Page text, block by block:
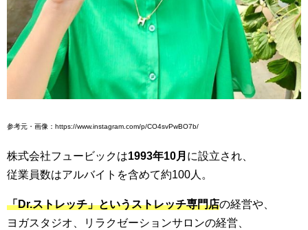
参考元・画像：https://www.instagram.com/p/CO4svPwBO7b/
株式会社フュービックは1993年10月 に設立され、
従業員数はアルバイトを含めて約100人。
「Dr.ストレッチ」というストレッチ専門店の経営や、
ヨガスタジオ、リラクゼーションサロンの経営、